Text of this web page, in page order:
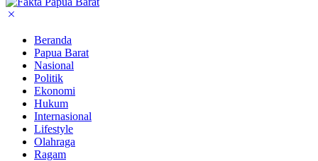
Beranda
Papua Barat
Nasional
Politik
Ekonomi
Hukum
Internasional
Lifestyle
Olahraga
Ragam